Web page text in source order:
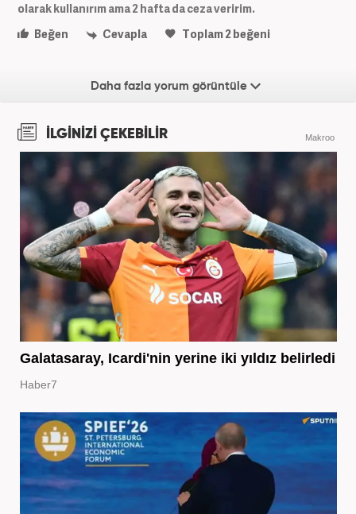
olarak kullanırım ama 2 hafta da ceza veririm.
Beğen
Cevapla Toplam2beğeni
Daha fazla yorum görüntüle
İLGİNİZİ ÇEKEBİLİR Makroo
Galatasaray, Icardi'nin yerine iki yıldız belirledi
Haber7